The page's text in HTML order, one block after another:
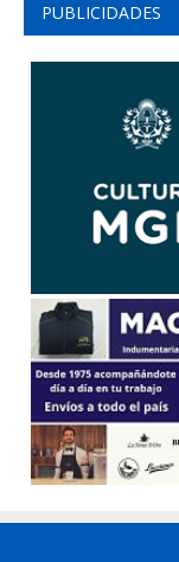
PUBLICIDADES